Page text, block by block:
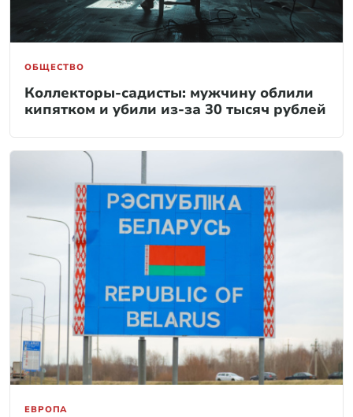
ОБЩЕСТВО
Коллекторы-садисты: мужчину облили
кипятком и убили из-за 30 тысяч рублей
ЕВРОПА